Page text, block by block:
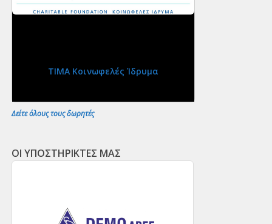
ΤΙΜΑ Κοινωφελές Ίδρυμα
Δείτε όλους τους δωρητές
ΟΙ ΥΠΟΣΤΗΡΙΚΤΕΣ ΜΑΣ